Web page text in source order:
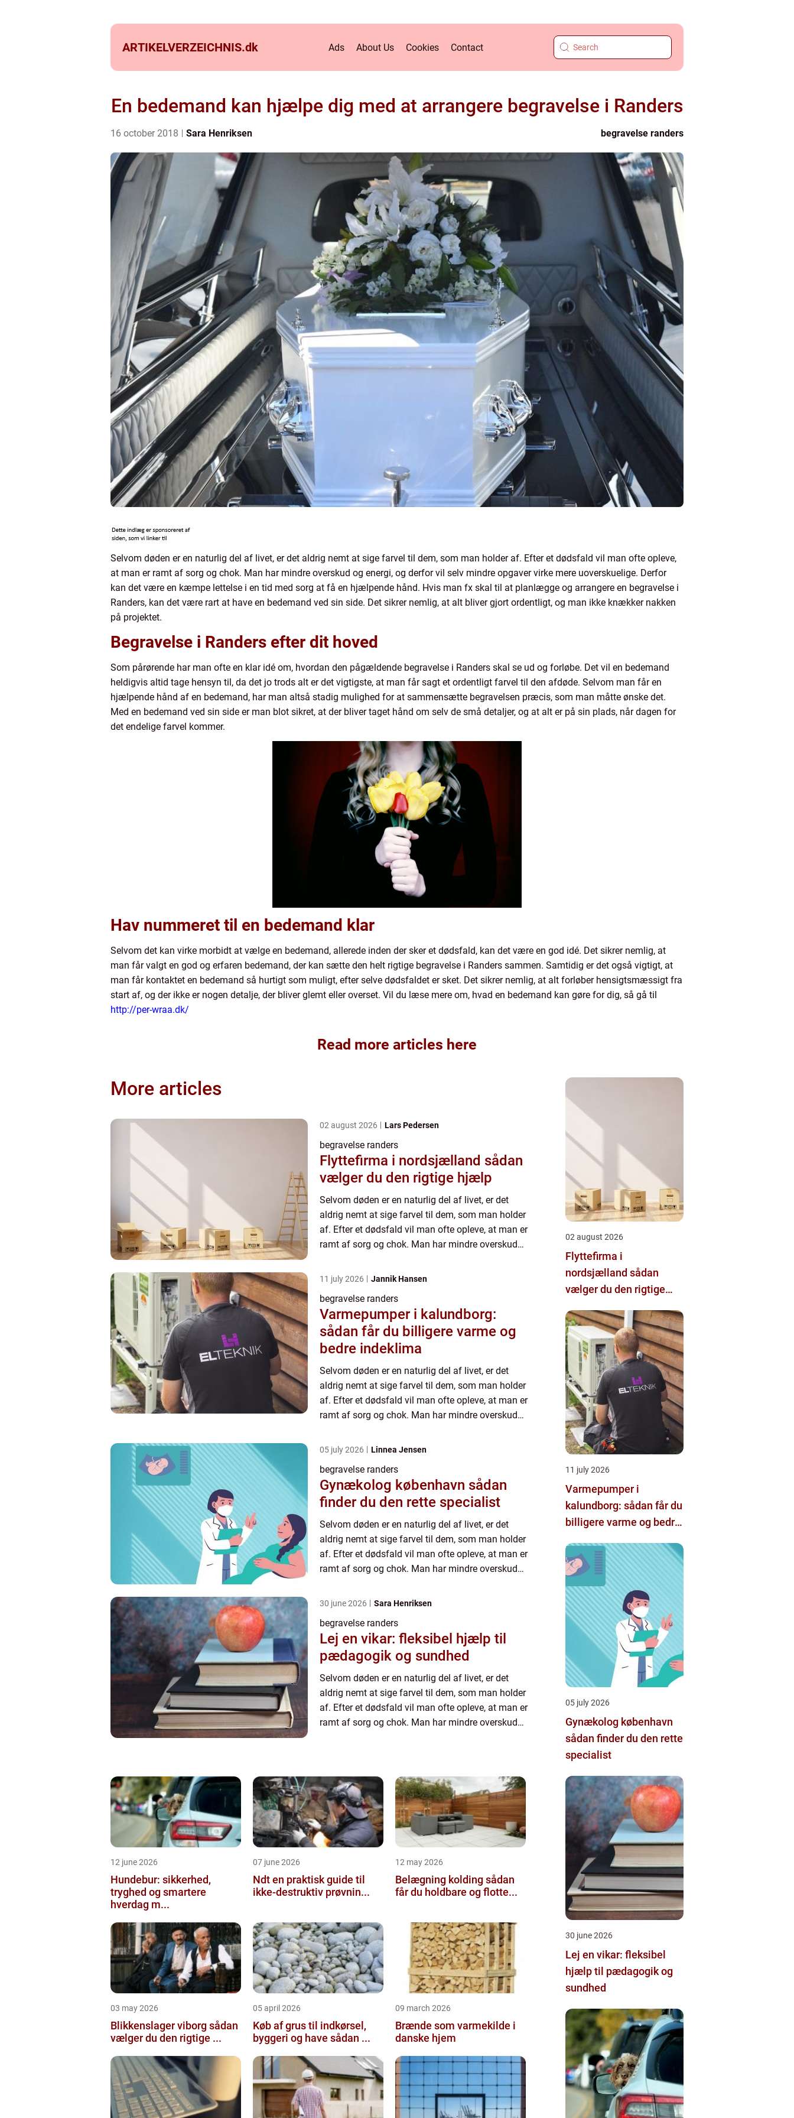
ARTIKELVERZEICHNIS.dk Ads About Us Cookies Contact
En bedemand kan hjælpe dig med at arrangere begravelse i Randers
16 october 2018 Sara Henriksen begravelse randers
Selvom døden er en naturlig del af livet, er det aldrig nemt at sige farvel til dem, som man holder af. Efter et dødsfald vil man ofte opleve,
at man er ramt af sorg og chok. Man har mindre overskud og energi, og derfor vil selv mindre opgaver virke mere uoverskuelige. Derfor
kan det være en kæmpe lettelse i en tid med sorg at få en hjælpende hånd. Hvis man fx skal til at planlægge og arrangere en begravelse i
Randers, kan det være rart at have en bedemand ved sin side. Det sikrer nemlig, at alt bliver gjort ordentligt, og man ikke knækker nakken
på projektet.
Begravelse i Randers efter dit hoved
Som pårørende har man ofte en klar idé om, hvordan den pågældende begravelse i Randers skal se ud og forløbe. Det vil en bedemand
heldigvis altid tage hensyn til, da det jo trods alt er det vigtigste, at man får sagt et ordentligt farvel til den afdøde. Selvom man får en
hjælpende hånd af en bedemand, har man altså stadig mulighed for at sammensætte begravelsen præcis, som man måtte ønske det.
Med en bedemand ved sin side er man blot sikret, at der bliver taget hånd om selv de små detaljer, og at alt er på sin plads, når dagen for
det endelige farvel kommer.
Hav nummeret til en bedemand klar
Selvom det kan virke morbidt at vælge en bedemand, allerede inden der sker et dødsfald, kan det være en god idé. Det sikrer nemlig, at
man får valgt en god og erfaren bedemand, der kan sætte den helt rigtige begravelse i Randers sammen. Samtidig er det også vigtigt, at
man får kontaktet en bedemand så hurtigt som muligt, efter selve dødsfaldet er sket. Det sikrer nemlig, at alt forløber hensigtsmæssigt fra
start af, og der ikke er nogen detalje, der bliver glemt eller overset. Vil du læse mere om, hvad en bedemand kan gøre for dig, så gå til
http://per-wraa.dk/
Read more articles here
More articles
02 august 2026 Lars Pedersen
begravelse randers
Flyttefirma i nordsjælland sådan
vælger du den rigtige hjælp
Selvom døden er en naturlig del af livet, er det
aldrig nemt at sige farvel til dem, som man holder
af. Efter et dødsfald vil man ofte opleve, at man er
ramt af sorg og chok. Man har mindre overskud
11 july 2026 Jannik Hansen
begravelse randers
Varmepumper i kalundborg:
sådan får du billigere varme og
bedre indeklima
Selvom døden er en naturlig del af livet, er det
aldrig nemt at sige farvel til dem, som man holder
af. Efter et dødsfald vil man ofte opleve, at man er
ramt af sorg og chok. Man har mindre overskud
05 july 2026 Linnea Jensen
begravelse randers
Gynækolog københavn sådan
finder du den rette specialist
Selvom døden er en naturlig del af livet, er det
aldrig nemt at sige farvel til dem, som man holder
af. Efter et dødsfald vil man ofte opleve, at man er
ramt af sorg og chok. Man har mindre overskud
30 june 2026 Sara Henriksen
begravelse randers
Lej en vikar: fleksibel hjælp til
pædagogik og sundhed
Selvom døden er en naturlig del af livet, er det
aldrig nemt at sige farvel til dem, som man holder
af. Efter et dødsfald vil man ofte opleve, at man er
ramt af sorg og chok. Man har mindre overskud
12 june 2026
Hundebur: sikkerhed,
tryghed og smartere
hverdag m...
07 june 2026
Ndt en praktisk guide til
ikke-destruktiv prøvnin...
12 may 2026
Belægning kolding sådan
får du holdbare og flotte...
03 may 2026
Blikkenslager viborg sådan
vælger du den rigtige ...
05 april 2026
Køb af grus til indkørsel,
byggeri og have sådan ...
09 march 2026
Brænde som varmekilde i
danske hjem
02 august 2026
Flyttefirma i
nordsjælland sådan
vælger du den rigtige
11 july 2026
Varmepumper i
kalundborg: sådan får du
billigere varme og bedre
05 july 2026
Gynækolog københavn
sådan finder du den rette
specialist
30 june 2026
Lej en vikar: fleksibel
hjælp til pædagogik og
sundhed